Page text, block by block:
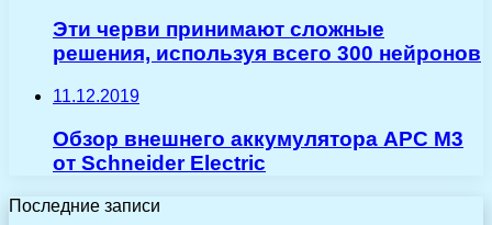
Эти черви принимают сложные
решения, используя всего 300 нейронов
11.12.2019
Обзор внешнего аккумулятора APC M3
от Schneider Electric
Последние записи